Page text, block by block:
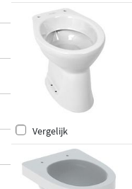
Vergelijk